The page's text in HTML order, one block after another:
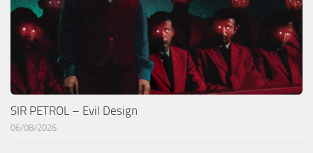
SIR PETROL – Evil Design
06/08/2026